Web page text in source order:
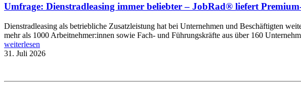
Umfrage: Dienstradleasing immer beliebter – JobRad® liefert
Dienstradleasing als betriebliche Zusatzleistung hat bei Unternehmen und Beschäftigten
mehr als 1000 Arbeitnehmer:innen sowie Fach- und Führungskräfte aus über 160
weiterlesen
31. Juli 2026